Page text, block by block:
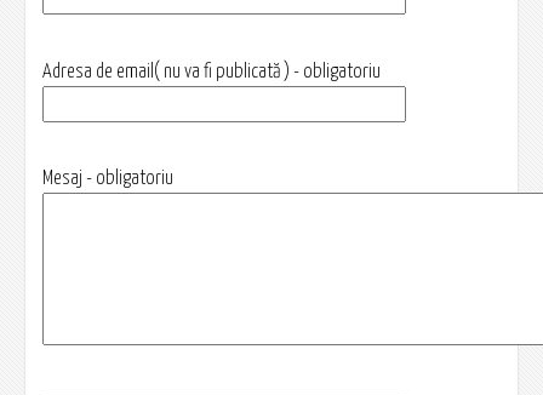
Adresa de email( nu va fi publicată ) - obligatoriu
Mesaj - obligatoriu